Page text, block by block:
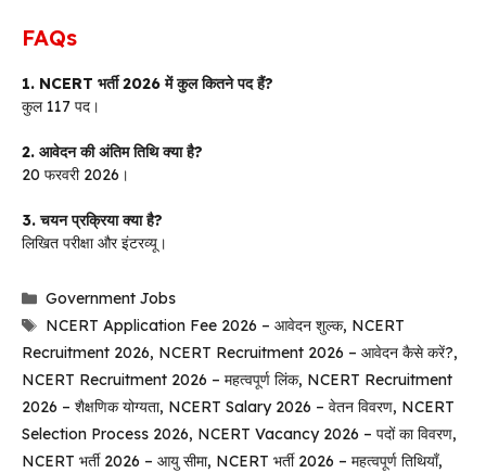
FAQs
1. NCERT भर्ती 2026 में कुल कितने पद हैं?
कुल 117 पद।
2. आवेदन की अंतिम तिथि क्या है?
20 फरवरी 2026।
3. चयन प्रक्रिया क्या है?
लिखित परीक्षा और इंटरव्यू।
Categories
Government Jobs
Tags
NCERT Application Fee 2026 – आवेदन शुल्क, NCERT
Recruitment 2026, NCERT Recruitment 2026 – आवेदन कैसे करें?,
NCERT Recruitment 2026 – महत्वपूर्ण लिंक, NCERT Recruitment
2026 – शैक्षणिक योग्यता, NCERT Salary 2026 – वेतन विवरण, NCERT
Selection Process 2026, NCERT Vacancy 2026 – पदों का विवरण,
NCERT भर्ती 2026 – आयु सीमा, NCERT भर्ती 2026 – महत्वपूर्ण तिथियाँ,